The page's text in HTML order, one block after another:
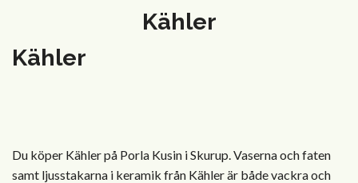
Kähler
Kähler
Du köper Kähler på Porla Kusin i Skurup. Vaserna och faten
samt ljusstakarna i keramik från Kähler är både vackra och